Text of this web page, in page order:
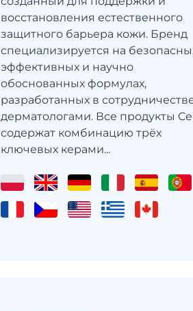
восстановления естественного
защитного барьера кожи. Бренд
специализируется на
эффективных и научно
обоснованных формулах,
разработанных в
дерматологами. Все продукты
содержат комбинацию трёх
ключевых керами...